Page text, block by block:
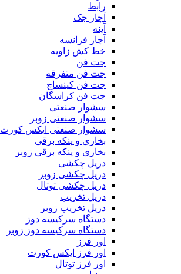
رابط
آچار جک
آینه
آچار فرانسه
خط کش زاویه
جت فن
جت فن متفرقه
جت فن کینساچ
جت فن کراسگان
سشوار صنعتی
سشوار صنعتی زوبر
سشوار صنعتی ایکس کورت
بخاری و پنکه برقی
بخاری و پنکه برقی زوبر
دریل چکشی
دریل چکشی زوبر
دریل چکشی توتال
دریل تخریب
دریل تخریب زوبر
دستگاه سرکیسه دوز
دستگاه سرکیسه دوز زوبر
اور فرز
اور فرز ایکس کورت
اور فرز توتال